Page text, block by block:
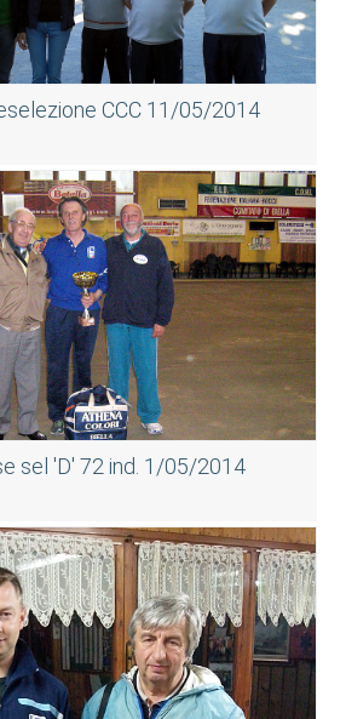
CCC 11/05/2014
sel 'D' 72 ind. 1/05/2014